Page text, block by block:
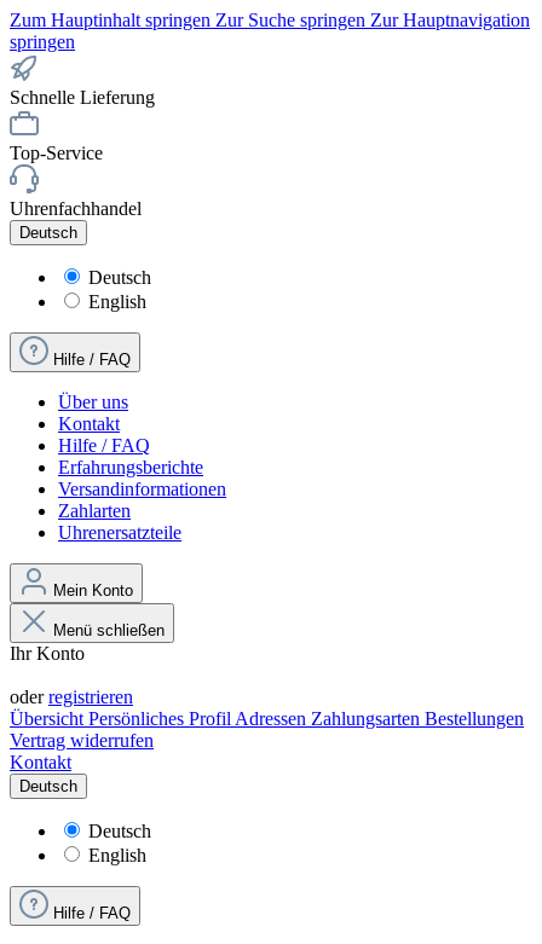
Zum Hauptinhalt springen Zur Suche springen Zur Hauptnavigation
springen
Schnelle Lieferung
Top-Service
Uhrenfachhandel
Deutsch
Deutsch
English
Hilfe / FAQ
Über uns
Kontakt
Hilfe / FAQ
Erfahrungsberichte
Versandinformationen
Zahlarten
Uhrenersatzteile
Mein Konto
Menü schließen
Ihr Konto
oderregistrieren
Übersicht Persönliches Profil Adressen Zahlungsarten Bestellungen
Vertrag widerrufen
Kontakt
Deutsch
Deutsch
English
Hilfe / FAQ